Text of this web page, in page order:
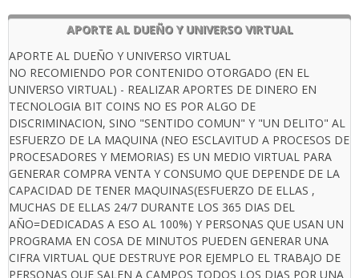
APORTE AL DUEÑO Y UNIVERSO VIRTUAL
APORTE AL DUEÑO Y UNIVERSO VIRTUAL
NO RECOMIENDO POR CONTENIDO OTORGADO (EN EL
UNIVERSO VIRTUAL) - REALIZAR APORTES DE DINERO EN
TECNOLOGIA BIT COINS NO ES POR ALGO DE
DISCRIMINACION, SINO "SENTIDO COMUN" Y "UN DELITO" AL
ESFUERZO DE LA MAQUINA (NEO ESCLAVITUD A PROCESOS DE
PROCESADORES Y MEMORIAS) ES UN MEDIO VIRTUAL PARA
GENERAR COMPRA VENTA Y CONSUMO QUE DEPENDE DE LA
CAPACIDAD DE TENER MAQUINAS(ESFUERZO DE ELLAS ,
MUCHAS DE ELLAS 24/7 DURANTE LOS 365 DIAS DEL
AÑO=DEDICADAS A ESO AL 100%) Y PERSONAS QUE USAN UN
PROGRAMA EN COSA DE MINUTOS PUEDEN GENERAR UNA
CIFRA VIRTUAL QUE DESTRUYE POR EJEMPLO EL TRABAJO DE
PERSONAS QUE SALEN A CAMPOS TODOS LOS DIAS POR UNA